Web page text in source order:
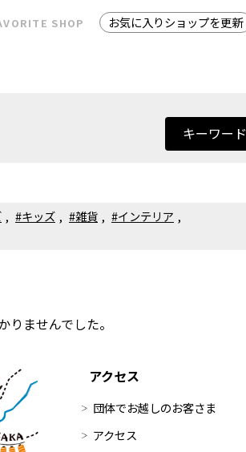
SHOP お気に入りショップを更新
キーワード
, #キッズ , #雑貨 , #インテリア ,
ませんでした。
アクセス
団体でお越しのお客さま
アクセス